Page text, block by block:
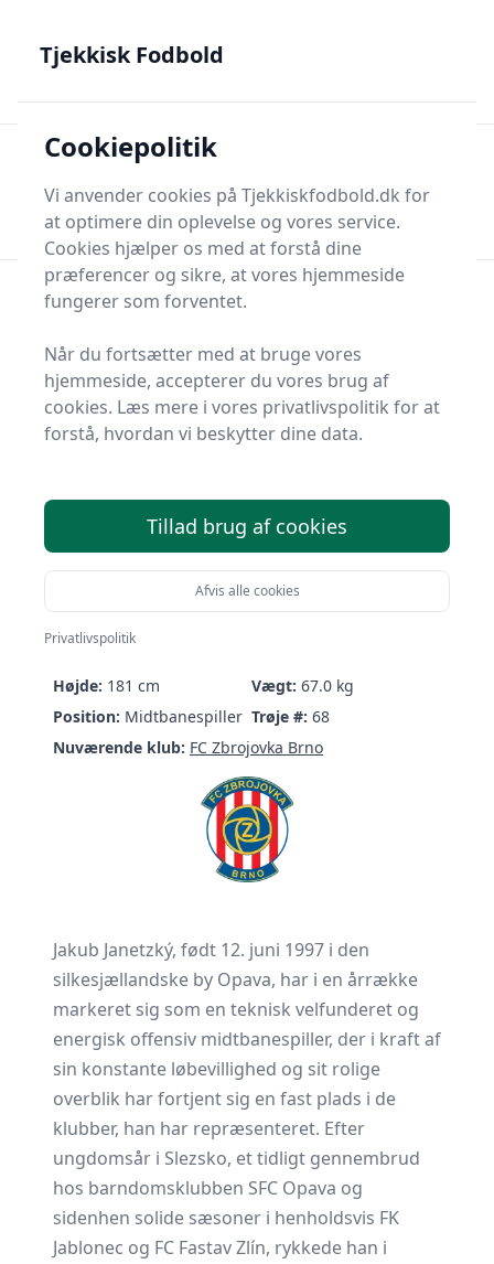
dansk
Søg nu
Jakub Janetzký
Højde: 181 cm Vægt: 67.0 kg
Position: Midtbanespiller Trøje #: 68
Nuværende klub: FC Zbrojovka Brno
Jakub Janetzký, født 12. juni 1997 i den
silkesjællandske by Opava, har i en årrække
markeret sig som en teknisk velfunderet og
energisk offensiv midtbanespiller, der i kraft af
sin konstante løbevillighed og sit rolige
overblik har fortjent sig en fast plads i de
klubber, han har repræsenteret. Efter
ungdomsår i Slezsko, et tidligt gennembrud
hos barndomsklubben SFC Opava og
sidenhen solide sæsoner i henholdsvis FK
Jablonec og FC Fastav Zlín, rykkede han i
Tjekkisk Fodbold
Cookiepolitik
Vi anvender cookies på Tjekkiskfodbold.dk for
at optimere din oplevelse og vores service.
Cookies hjælper os med at forstå dine
præferencer og sikre, at vores hjemmeside
fungerer som forventet.
Når du fortsætter med at bruge vores
hjemmeside, accepterer du vores brug af
cookies. Læs mere i vores privatlivspolitik for at
forstå, hvordan vi beskytter dine data.
Tillad brug af cookies
Afvis alle cookies
Privatlivspolitik